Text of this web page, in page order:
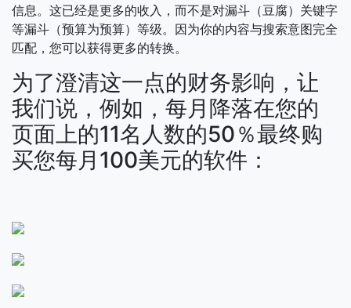
信息。这已经是更多的收入，而不是对漏斗（豆腐）关键字
等漏斗（预算为预算）等级。因为你的内容与搜索意图完全
匹配，您可以获得更多的转换。
为了澄清这一点的财务影响，让
我们说，例如，每月降落在您的
页面上的11名人数的50％最终购
买您每月100美元的软件：